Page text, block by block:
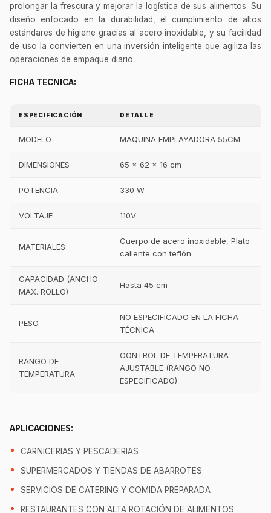
prolongar la frescura y mejorar la logística de sus alimentos. Su
diseño enfocado en la durabilidad, el cumplimiento de altos
estándares de higiene gracias al acero inoxidable, y su facilidad
de uso la convierten en una inversión inteligente que agiliza las
operaciones de empaque diario.
FICHA TECNICA:
ESPECIFICACIÓN DETALLE
MODELO MAQUINA EMPLAYADORA 55CM
DIMENSIONES 65 x 62 x 16 cm
POTENCIA 330 W
VOLTAJE 110V
MATERIALES
Cuerpo de acero inoxidable, Plato
caliente con teflón
CAPACIDAD (ANCHO
MAX. ROLLO)
Hasta 45 cm
PESO
NO ESPECIFICADO EN LA FICHA
TÉCNICA
RANGO DE
TEMPERATURA
CONTROL DE TEMPERATURA
AJUSTABLE (RANGO NO
ESPECIFICADO)
APLICACIONES:
CARNICERIAS Y PESCADERIAS
SUPERMERCADOS Y TIENDAS DE ABARROTES
SERVICIOS DE CATERING Y COMIDA PREPARADA
RESTAURANTES CON ALTA ROTACIÓN DE ALIMENTOS